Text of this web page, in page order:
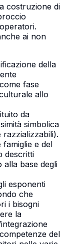
costruzione di
ai non
della
fase
allo
da
simbolica
e del
descritti
base degli
esponenti
che
i bisogni
la
del